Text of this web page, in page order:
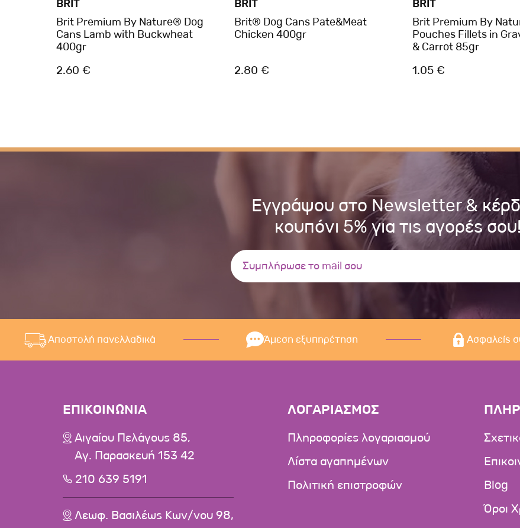
BRIT
Brit Premium By Nature® Dog
Cans Lamb with Buckwheat
400gr
2.60 €
BRIT
Brit® Dog Cans Pate&Meat
Chicken 400gr
2.80 €
BRIT
Brit Premium By
Pouches Fillets in
& Carrot 85gr
1.05 €
Εγγράψου στο Newsletter &
κουπόνι 5% για τις αγορές σου!
Αποστολή πανελλαδικά Άμεση εξυπηρέτηση Ασφαλείς
ΕΠΙΚΟΙΝΩΝΙΑ
Αιγαίου Πελάγους 85,
Αγ. Παρασκευή 153 42
210 639 5191
Λεωφ. Βασιλέως Κων/νου 98,
ΛΟΓΑΡΙΑΣΜΟΣ
Πληροφορίες λογαριασμού
Λίστα αγαπημένων
Πολιτική επιστροφών
Blog
Όροι